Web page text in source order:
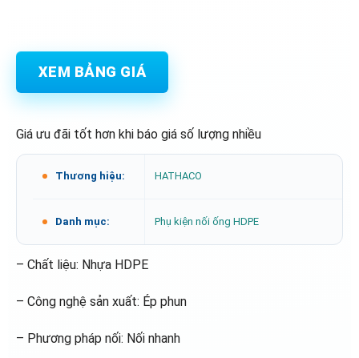
XEM BẢNG GIÁ
Giá ưu đãi tốt hơn khi báo giá số lượng nhiều
Thương hiệu: HATHACO
Danh mục: Phụ kiện nối ống HDPE
– Chất liệu: Nhựa HDPE
– Công nghệ sản xuất: Ép phun
– Phương pháp nối: Nối nhanh